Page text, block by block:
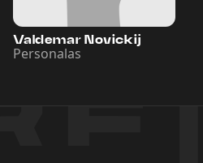
Valdemar Novickij
Personalas